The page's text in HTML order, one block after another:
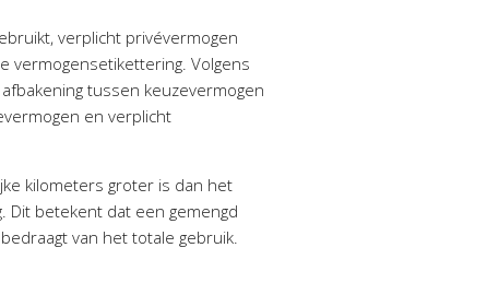
verplicht privévermogen
vermogensetikettering. Volgens
tussen keuzevermogen
en verplicht
kilometers groter is dan het
Dit betekent dat een gemengd
van het totale gebruik.